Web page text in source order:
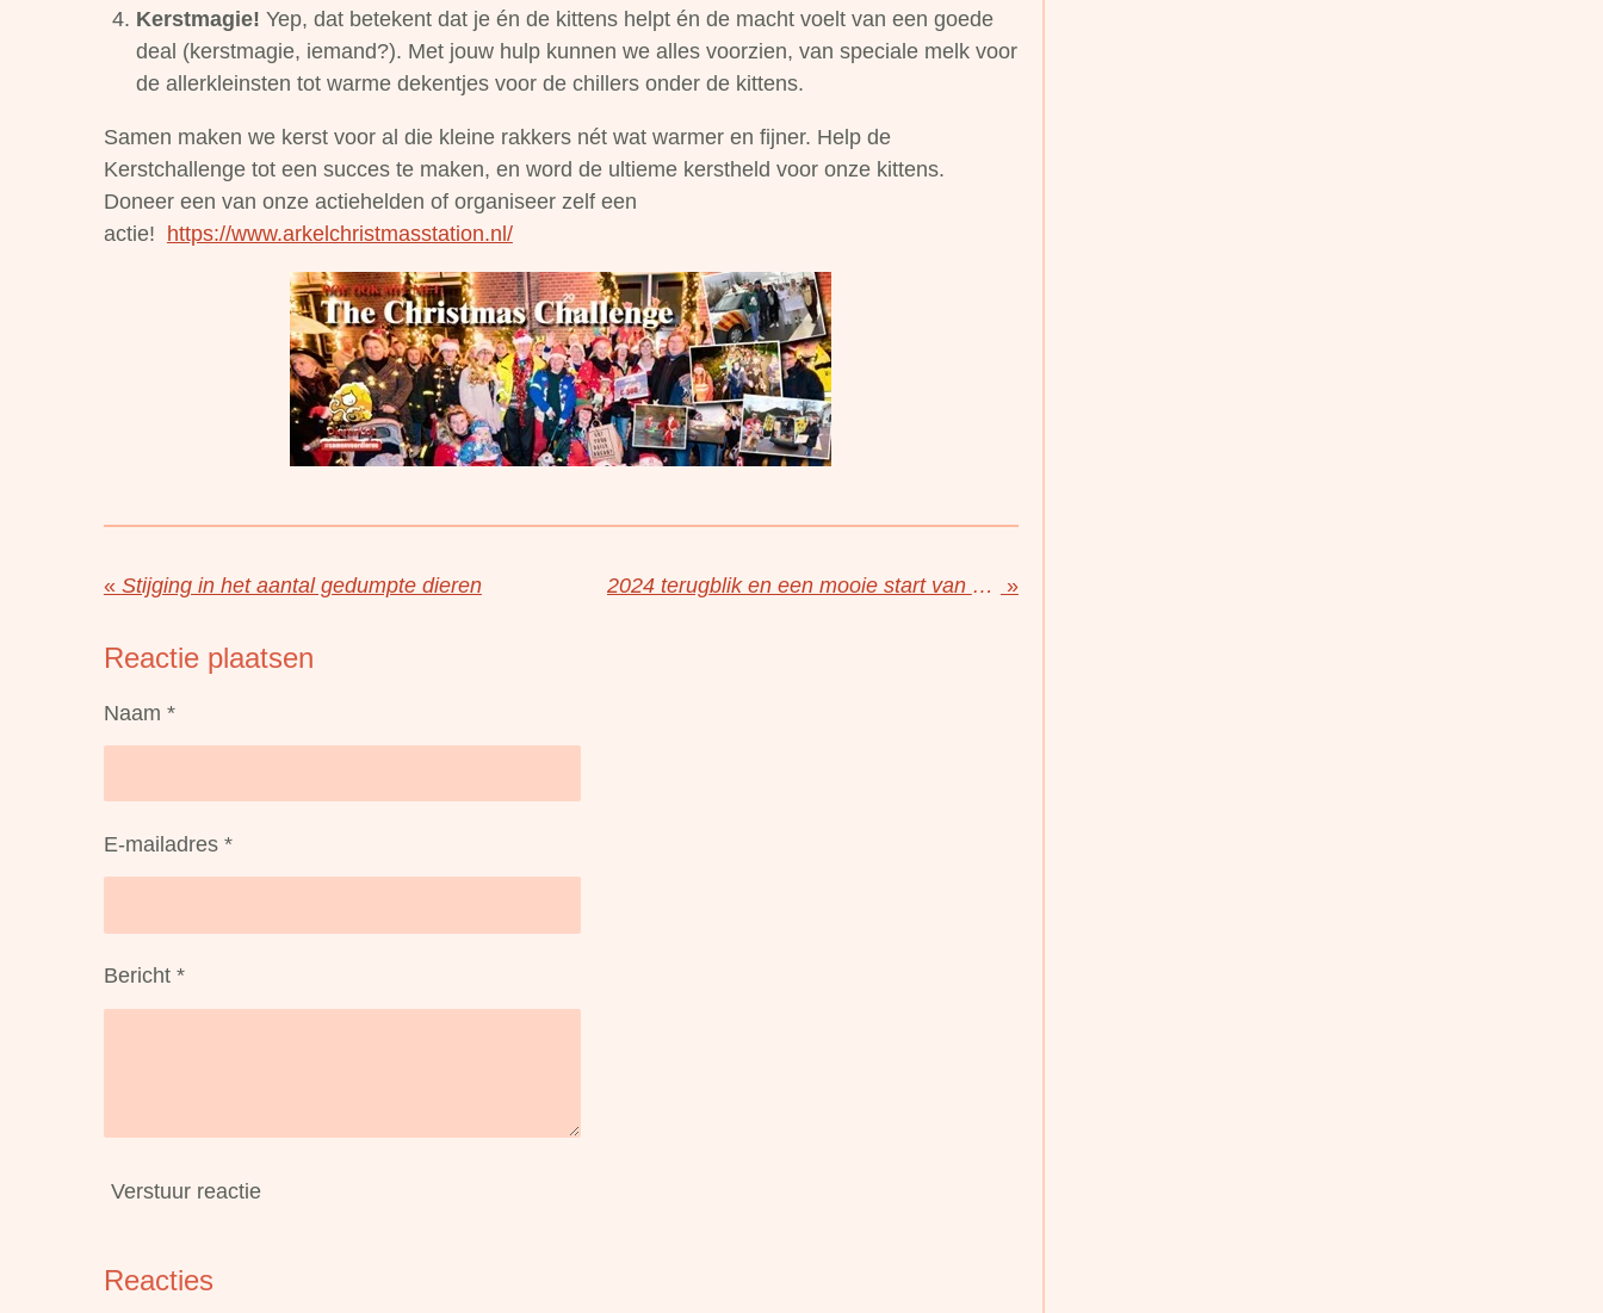
Kerstmagie! Yep, dat betekent dat je én de kittens helpt én de macht voelt van een goede
deal (kerstmagie, iemand?). Met jouw hulp kunnen we alles voorzien, van speciale melk voor
de allerkleinsten tot warme dekentjes voor de chillers onder de kittens.
Samen maken we kerst voor al die kleine rakkers nét wat warmer en fijner. Help de
Kerstchallenge tot een succes te maken, en word de ultieme kerstheld voor onze kittens.
Doneer een van onze actiehelden of organiseer zelf een
actie! https://www.arkelchristmasstation.nl/
« Stijging in het aantal gedumpte dieren 2024 terugblik en een mooie start van 2025 »
Reactie plaatsen
Naam *
E-mailadres *
Bericht *
Verstuur reactie
Reacties